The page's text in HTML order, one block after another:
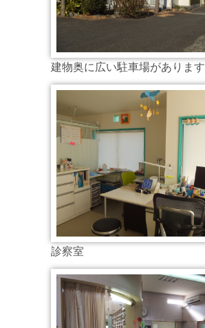
建物奥に広い駐車場があります
診察室